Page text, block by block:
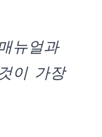
뉴얼과
이 가장